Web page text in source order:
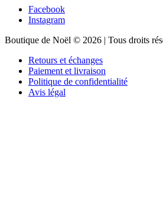
Facebook
Instagram
Boutique de Noël © 2026 | Tous droits
Retours et échanges
Paiement et livraison
Politique de confidentialité
Avis légal